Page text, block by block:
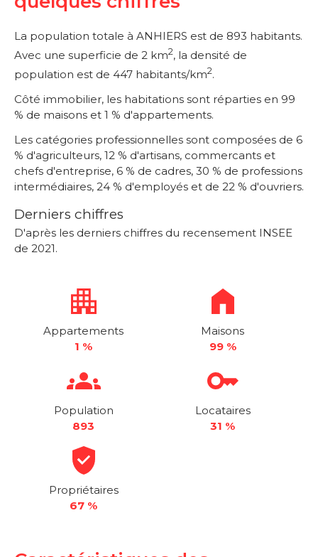
La population totale à ANHIERS est de 893 habitants.
Avec une superficie de 2 km2, la densité de
population est de 447 habitants/km2.
Côté immobilier, les habitations sont réparties en 99
% de maisons et 1 % d'appartements.
Les catégories professionnelles sont composées de 6
% d'agriculteurs, 12 % d'artisans, commercants et
chefs d'entreprise, 6 % de cadres, 30 % de professions
intermédiaires, 24 % d'employés et de 22 % d'ouvriers.
Derniers chiffres
D'après les derniers chiffres du recensement INSEE
de 2021.
Appartements
1 %
Maisons
99 %
Population
893
Locataires
31 %
Propriétaires
67 %